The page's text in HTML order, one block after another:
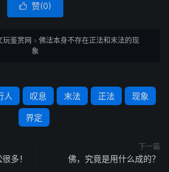
 赞(0)
玩鉴赏网 » 佛法本身不存在正法和末法的现
象
人 叹息 末法 正法 现象
界定
多！
下一篇
佛，究竟是用什么成的？